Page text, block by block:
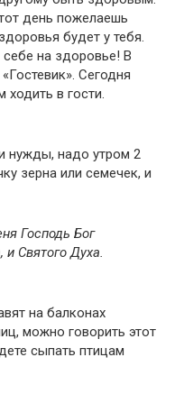
день пожелаешь
будет у тебя.
себе на здоровье! В
Сегодня
ходить в гости.
нужды, надо утром 2
зерна или семечек, и
Господь Бог
Святого Духа.
на балконах
можно говорить этот
сыпать птицам